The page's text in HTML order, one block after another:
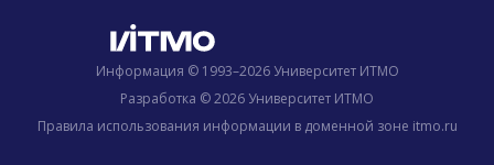
Информация © 1993–2026 Университет ИТМО
Разработка © 2026 Университет ИТМО
Правила использования информации в доменной зоне itmo.ru